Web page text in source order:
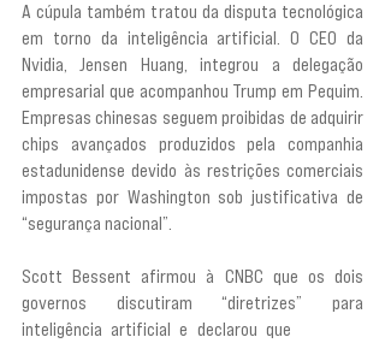
A cúpula também tratou da disputa tecnológica
em torno da inteligência artificial. O CEO da
Nvidia, Jensen Huang, integrou a delegação
empresarial que acompanhou Trump em Pequim.
Empresas chinesas seguem proibidas de adquirir
chips avançados produzidos pela companhia
estadunidense devido às restrições comerciais
impostas por Washington sob justificativa de
“segurança nacional”.
Scott Bessent afirmou à CNBC que os dois
governos discutiram “diretrizes” para
inteligência artificial e declarou que